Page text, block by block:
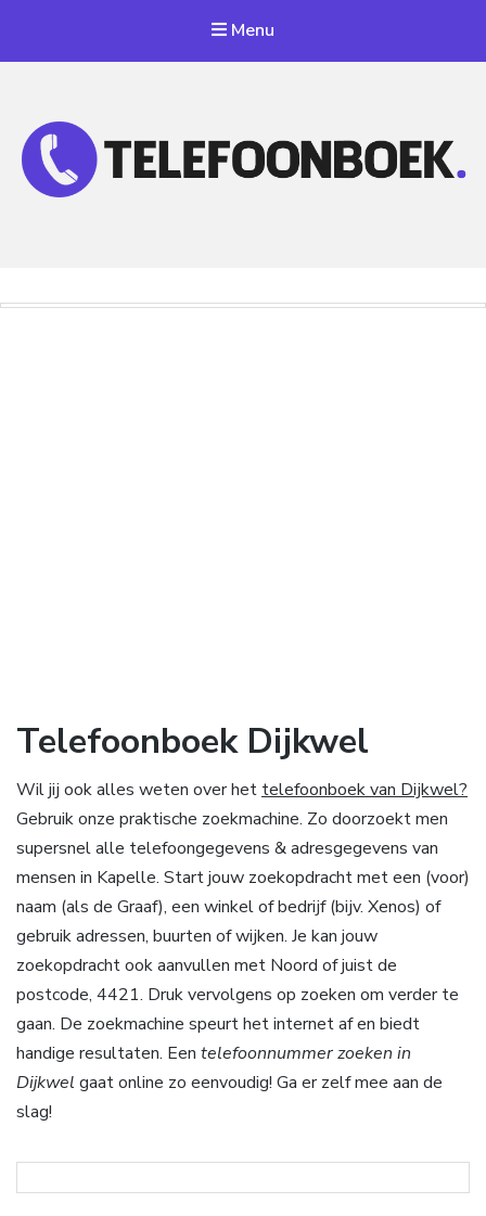
Menu
Telefoonboek Dijkwel
Wil jij ook alles weten over het telefoonboek van Dijkwel?
Gebruik onze praktische zoekmachine. Zo doorzoekt men
supersnel alle telefoongegevens & adresgegevens van
mensen in Kapelle. Start jouw zoekopdracht met een (voor)
naam (als de Graaf), een winkel of bedrijf (bijv. Xenos) of
gebruik adressen, buurten of wijken. Je kan jouw
zoekopdracht ook aanvullen met Noord of juist de
postcode, 4421. Druk vervolgens op zoeken om verder te
gaan. De zoekmachine speurt het internet af en biedt
handige resultaten. Een telefoonnummer zoeken in
Dijkwel gaat online zo eenvoudig! Ga er zelf mee aan de
slag!